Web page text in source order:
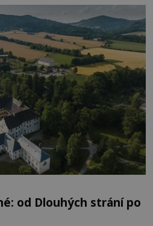
od Dlouhých strání po